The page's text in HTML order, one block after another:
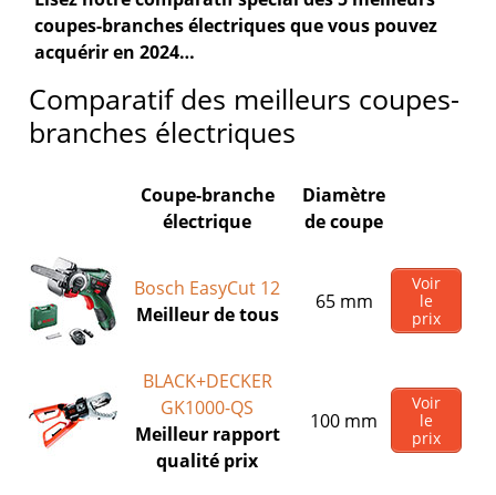
coupes-branches électriques que vous pouvez
acquérir en 2024…
Comparatif des meilleurs coupes-
branches électriques
Coupe-branche
électrique
Diamètre
de coupe
Bosch EasyCut 12
Meilleur de tous
65 mm
Voir
le
prix
BLACK+DECKER
GK1000-QS
Meilleur rapport
qualité prix
100 mm
Voir
le
prix